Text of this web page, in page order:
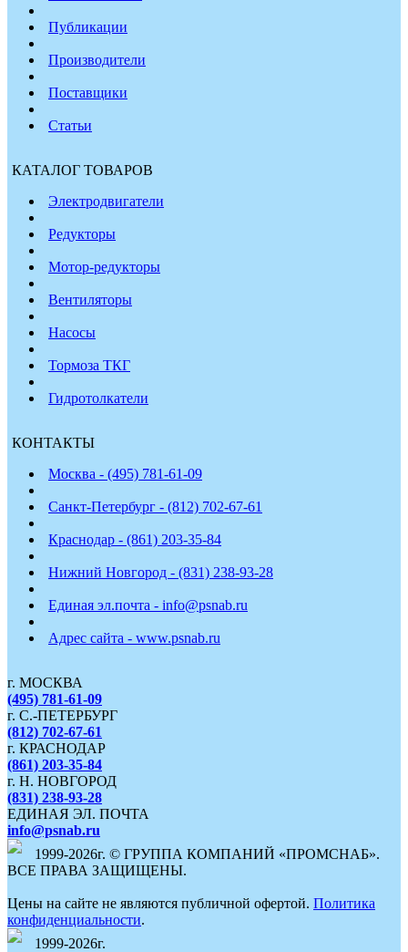
Публикации
Производители
Поставщики
Статьи
КАТАЛОГ ТОВАРОВ
Электродвигатели
Редукторы
Мотор-редукторы
Вентиляторы
Насосы
Тормоза ТКГ
Гидротолкатели
КОНТАКТЫ
Москва - (495) 781-61-09
Санкт-Петербург - (812) 702-67-61
Краснодар - (861) 203-35-84
Нижний Новгород - (831) 238-93-28
Единая эл.почта - info@psnab.ru
Адрес сайта - www.psnab.ru
г. МОСКВА
(495) 781-61-09
г. С.-ПЕТЕРБУРГ
(812) 702-67-61
г. КРАСНОДАР
(861) 203-35-84
г. Н. НОВГОРОД
(831) 238-93-28
ЕДИНАЯ ЭЛ. ПОЧТА
info@psnab.ru
1999-2026г. © ГРУППА КОМПАНИЙ «ПРОМСНАБ».
ВСЕ ПРАВА ЗАЩИЩЕНЫ.
Цены на сайте не являются публичной офертой. Политика
конфиденциальности.
1999-2026г.